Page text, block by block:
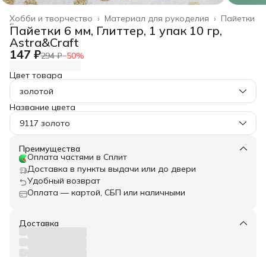
Пайетки
Материал для рукоделия ›
Хобби и творчество ›
Главная ›
Пайетки 6 мм, Глиттер, 1 упак 10 гр,
Astra&Craft
147 ₽294 ₽−50%
Цвет товара
золотой
Название цвета
9117 золото
Преимущества
Оплата частями в Сплит
Доставка в пункты выдачи или до двери
Удобный возврат
Оплата — картой, СБП или наличными
Доставка